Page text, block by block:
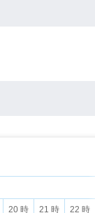
20 時 21 時 22 時